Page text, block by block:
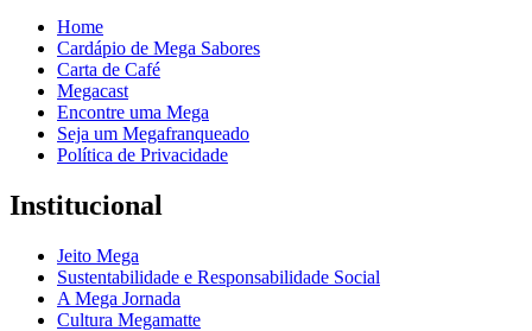
Home
Cardápio de Mega Sabores
Carta de Café
Megacast
Encontre uma Mega
Seja um Megafranqueado
Política de Privacidade
Institucional
Jeito Mega
Sustentabilidade e Responsabilidade Social
A Mega Jornada
Cultura Megamatte